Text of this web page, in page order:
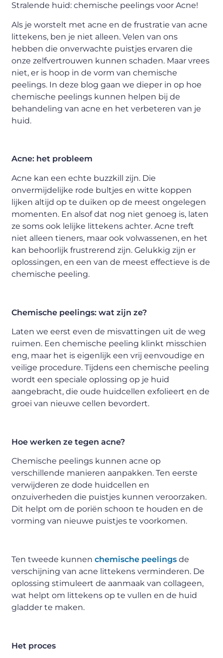
Stralende huid: chemische peelings voor Acne!
Als je worstelt met acne en de frustratie van acne
littekens, ben je niet alleen. Velen van ons
hebben die onverwachte puistjes ervaren die
onze zelfvertrouwen kunnen schaden. Maar vrees
niet, er is hoop in de vorm van chemische
peelings. In deze blog gaan we dieper in op hoe
chemische peelings kunnen helpen bij de
behandeling van acne en het verbeteren van je
huid.
Acne: het probleem
Acne kan een echte buzzkill zijn. Die
onvermijdelijke rode bultjes en witte koppen
lijken altijd op te duiken op de meest ongelegen
momenten. En alsof dat nog niet genoeg is, laten
ze soms ook lelijke littekens achter. Acne treft
niet alleen tieners, maar ook volwassenen, en het
kan behoorlijk frustrerend zijn. Gelukkig zijn er
oplossingen, en een van de meest effectieve is de
chemische peeling.
Chemische peelings: wat zijn ze?
Laten we eerst even de misvattingen uit de weg
ruimen. Een chemische peeling klinkt misschien
eng, maar het is eigenlijk een vrij eenvoudige en
veilige procedure. Tijdens een chemische peeling
wordt een speciale oplossing op je huid
aangebracht, die oude huidcellen exfolieert en de
groei van nieuwe cellen bevordert.
Hoe werken ze tegen acne?
Chemische peelings kunnen acne op
verschillende manieren aanpakken. Ten eerste
verwijderen ze dode huidcellen en
onzuiverheden die puistjes kunnen veroorzaken.
Dit helpt om de poriën schoon te houden en de
vorming van nieuwe puistjes te voorkomen.
Ten tweede kunnenchemische peelings de
verschijning van acne littekens verminderen. De
oplossing stimuleert de aanmaak van collageen,
wat helpt om littekens op te vullen en de huid
gladder te maken.
Het proces